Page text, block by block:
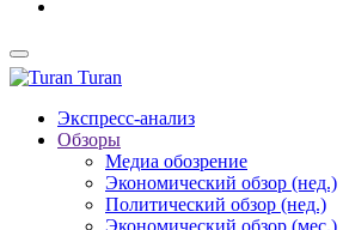
Turan
Экспресс-анализ
Обзоры
Медиа обозрение
Экономический обзор (нед.)
Политический обзор (нед.)
Экономический обзор (мес.)